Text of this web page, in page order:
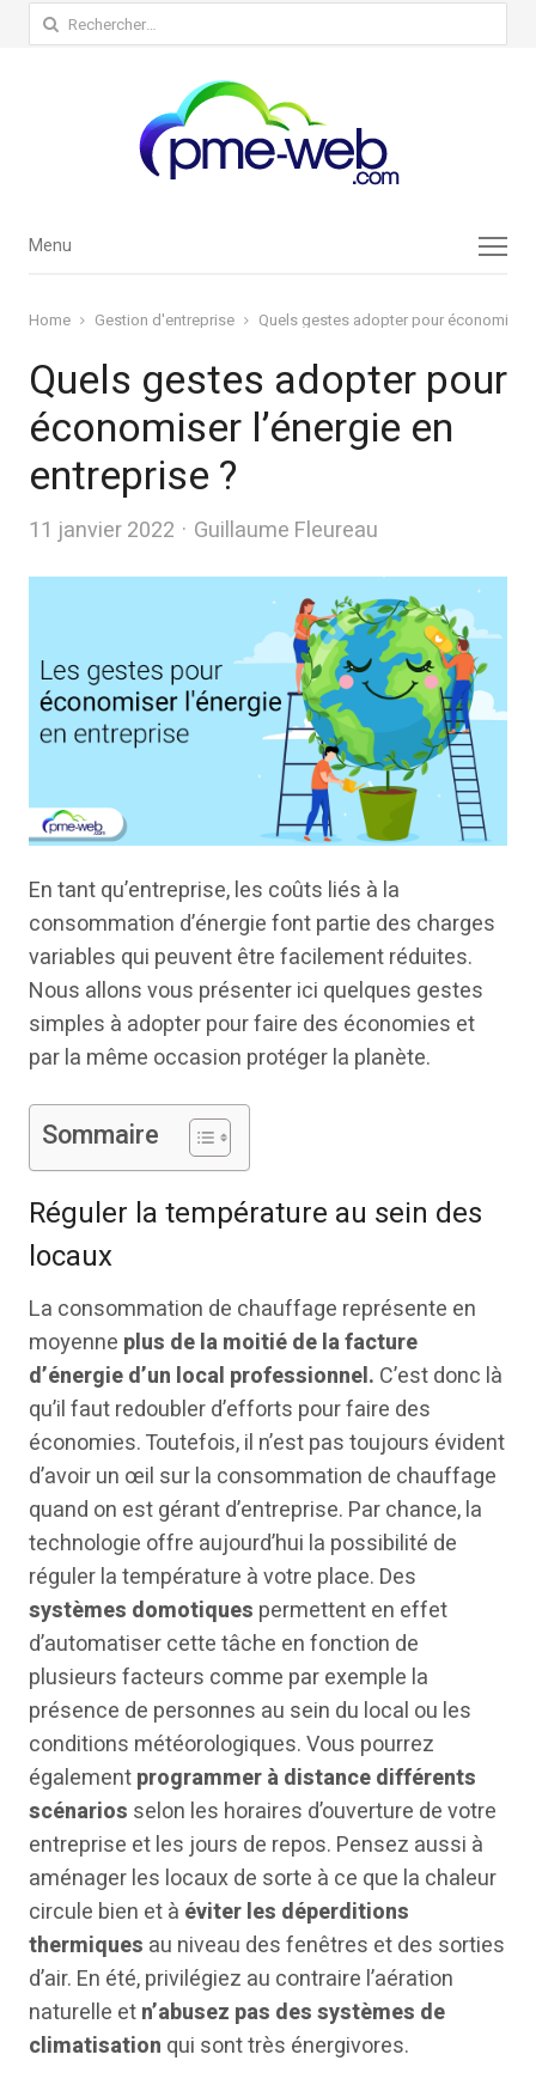
Rechercher :
Menu
Menu
Home Gestion d'entreprise Quels gestes adopter pour économiser
Quels gestes adopter pour
économiser l’énergie en
entreprise ?
11 janvier 2022 Author
Guillaume Fleureau
En tant qu’entreprise, les coûts liés à la
consommation d’énergie font partie des charges
variables qui peuvent être facilement réduites.
Nous allons vous présenter ici quelques gestes
simples à adopter pour faire des économies et
par la même occasion protéger la planète.
Sommaire
Réguler la température au sein des
locaux
La consommation de chauffage représente en
moyenne plus de la moitié de la facture
d’énergie d’un local professionnel. C’est donc là
qu’il faut redoubler d’efforts pour faire des
économies. Toutefois, il n’est pas toujours évident
d’avoir un œil sur la consommation de chauffage
quand on est gérant d’entreprise. Par chance, la
technologie offre aujourd’hui la possibilité de
réguler la température à votre place. Des
systèmes domotiques permettent en effet
d’automatiser cette tâche en fonction de
plusieurs facteurs comme par exemple la
présence de personnes au sein du local ou les
conditions météorologiques. Vous pourrez
égalementprogrammer à distance différents
scénarios selon les horaires d’ouverture de votre
entreprise et les jours de repos. Pensez aussi à
aménager les locaux de sorte à ce que la chaleur
circule bien et à éviter les déperditions
thermiques au niveau des fenêtres et des sorties
d’air. En été, privilégiez au contraire l’aération
naturelle etn’abusez pas des systèmes de
climatisation qui sont très énergivores.